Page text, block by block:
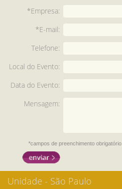
*Empresa:
*E-mail:
Telefone:
Local do Evento:
Data do Evento:
Mensagem:
*campos de preenchimento obrigatório
Unidade - São Paulo